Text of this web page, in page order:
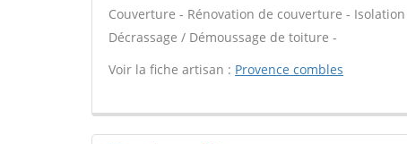
Couverture - Rénovation de couverture -
Décrassage / Démoussage de toiture -
Voir la fiche artisan : Provence combles